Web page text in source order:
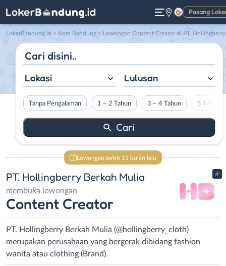
Pasang
Gelap
LokerBandung.id > Kota Bandung > Lowongan Content Creator di PT. Hollingberry Berkah
Lokasi Lulusan
Tanpa Pengalaman 1 – 2 Tahun 3 – 4 Tahun 5 Tahun
Lowongan terbit 11 bulan lalu
PT. Hollingberry Berkah Mulia
membuka lowongan
Content Creator
PT. Hollingberry Berkah Mulia (@hollingberry_cloth)
merupakan perusahaan yang bergerak dibidang fashion
wanita atau clothing (Brand).